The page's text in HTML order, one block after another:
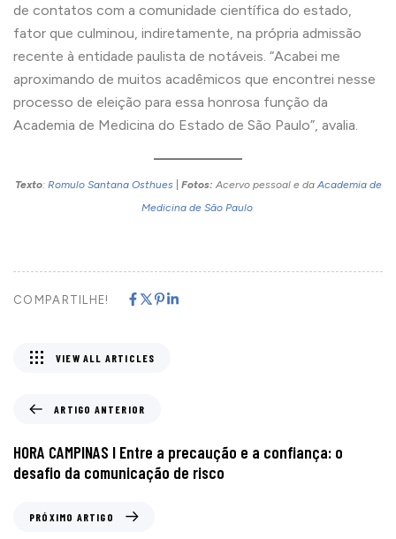
de contatos com a comunidade científica do estado,
fator que culminou, indiretamente, na própria admissão
recente à entidade paulista de notáveis. “Acabei me
aproximando de muitos acadêmicos que encontrei nesse
processo de eleição para essa honrosa função da
Academia de Medicina do Estado de São Paulo”, avalia.
Texto: Romulo Santana Osthues| Fotos: Acervo pessoal e da Academia de
Medicina de São Paulo
COMPARTILHE!
ARTIGO ANTERIOR
HORA CAMPINAS I Entre a precaução e a confiança: o
desafio da comunicação de risco
VIEW ALL ARTICLES
PRÓXIMO ARTIGO